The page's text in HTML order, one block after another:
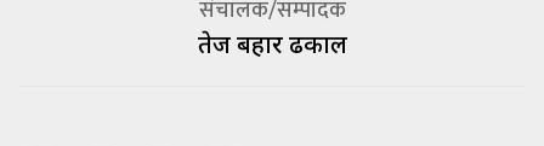
संचालक/सम्पादक
तेज बहादूर ढकाल